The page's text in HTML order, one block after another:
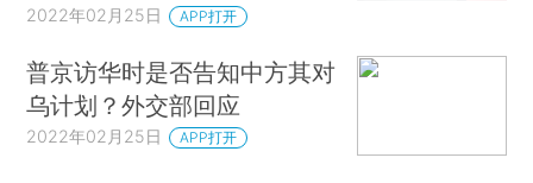
2022年02月25日 APP打开
普京访华时是否告知中方其对
乌计划？外交部回应
2022年02月25日 APP打开